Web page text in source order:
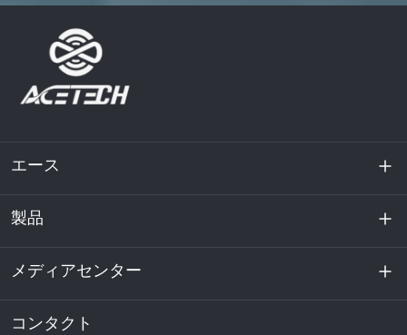
エース
私たちに関しては
持続可能性
製品
エネルギー貯蔵
データセンターおよびサーバー室
メディアセンター
ニュース
コンタクト